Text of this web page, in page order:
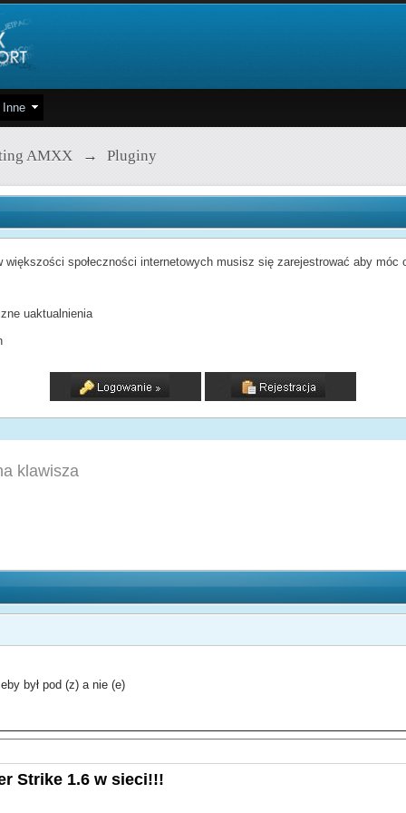
Inne
AMXX → Pluginy
większości społeczności internetowych musisz się zarejestrować aby
uaktualnienia
klawisza
był pod (z) a nie (e)
Strike 1.6 w sieci!!!